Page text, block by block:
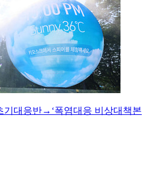
기대응반→‘폭염대응 비상대책본